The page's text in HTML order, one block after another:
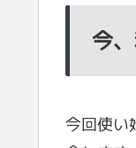
今
今回使い